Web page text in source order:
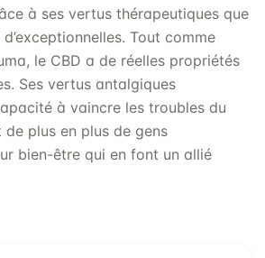
à ses vertus thérapeutiques que
Tout comme
le CBD a de réelles propriétés
Ses vertus antalgiques
à vaincre les troubles du
de plus en plus de gens
bien-être qui en font un allié